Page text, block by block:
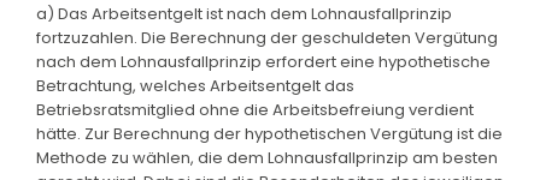
a) Das Arbeitsentgelt ist nach dem Lohnausfallprinzip
fortzuzahlen. Die Berechnung der geschuldeten Vergütung
nach dem Lohnausfallprinzip erfordert eine hypothetische
Betrachtung, welches Arbeitsentgelt das
Betriebsratsmitglied ohne die Arbeitsbefreiung verdient
hätte. Zur Berechnung der hypothetischen Vergütung ist die
Methode zu wählen, die dem Lohnausfallprinzip am besten